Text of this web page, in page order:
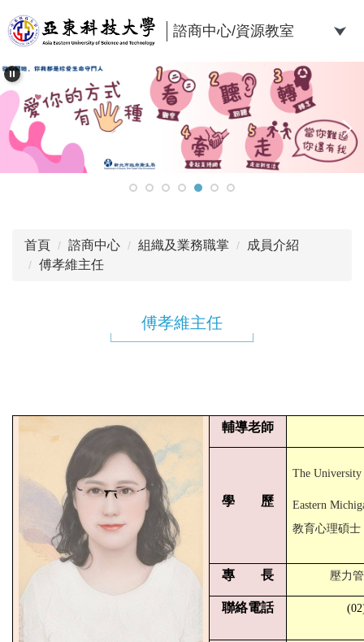
到
主
內
容
區
諮商中心/資源教室
首頁 諮商中心 組織及業務職掌
成員介紹
傅孝維主任
傅孝維主任
輔導老師
學 歷
The
Eastern
教育心理碩士
專 長 壓力
聯絡電話